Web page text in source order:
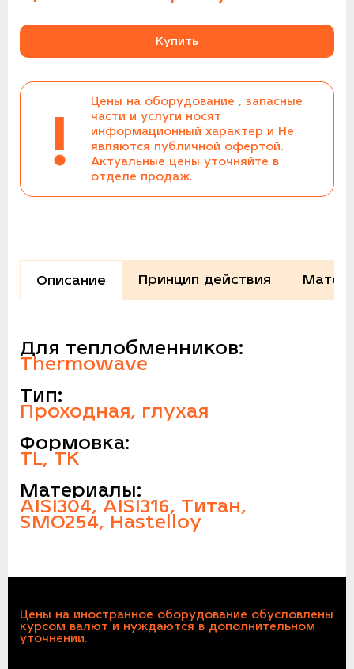
Купить
!
Цены на оборудование , запасные
части и услуги носят
информационный характер и Не
являются публичной офертой.
Актуальные цены уточняйте в
отделе продаж.
Описание Принцип действия
Для теплобменников:
Thermowave
Тип:
Проходная, глухая
Формовка:
TL, TK
Материалы:
AISI304, AISI316, Титан,
SMO254, Hastelloy
Цены на иностранное оборудование обусловлены
курсом валют и нуждаются в дополнительном
уточнении.